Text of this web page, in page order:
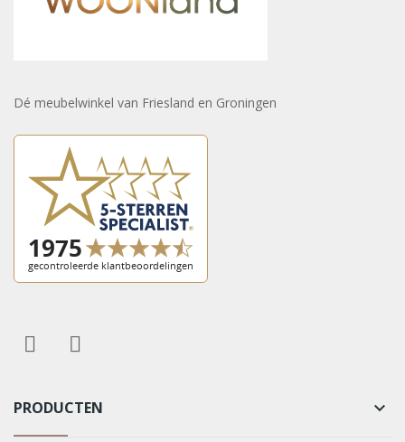
Dé meubelwinkel van Friesland en Groningen
PRODUCTEN keyboard_arrow_down